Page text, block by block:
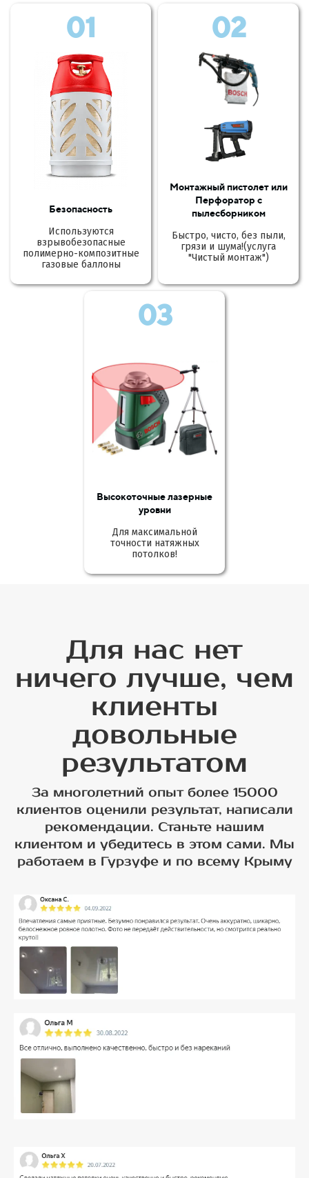
01
Безопасность
Используются
взрывобезопасные
полимерно-композитные
газовые баллоны
02
Монтажный пистолет или
Перфоратор с
пылесборником
Быстро, чисто, без пыли,
грязи и шума!(услуга
"Чистый монтаж")
03
Высокоточные лазерные
уровни
Для максимальной
точности натяжных
потолков!
Для нас нет
ничего лучше, чем
клиенты
довольные
результатом
За многолетний опыт более 15000
клиентов оценили результат, написали
рекомендации. Станьте нашим
клиентом и убедитесь в этом сами. Мы
работаем в Гурзуфе и по всему Крыму